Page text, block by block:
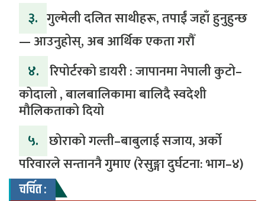
३. ​गुल्मेली दलित साथीहरू, तपाईं जहाँ हुनुहुन्छ
— आउनुहोस्, अब आर्थिक एकता गरौँ
४. रिपोर्टरको डायरी : जापानमा नेपाली कुटो–
कोदालो , बालबालिकामा बालिदै स्वदेशी
मौलिकताको दियो
५. ‎​छोराको गल्ती–बाबुलाई सजाय, अर्को
परिवारले सन्ताननै गुमाए (रेसुङ्गा दुर्घटना: भाग–४) ‎
चर्चित :